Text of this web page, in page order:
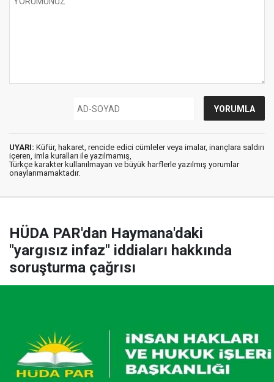
UYARI: Küfür, hakaret, rencide edici cümleler veya imalar, inançlara saldırı
içeren, imla kuralları ile yazılmamış,
Türkçe karakter kullanılmayan ve büyük harflerle yazılmış yorumlar
onaylanmamaktadır.
HÜDA PAR'dan Haymana'daki
"yargısız infaz" iddiaları hakkında
soruşturma çağrısı